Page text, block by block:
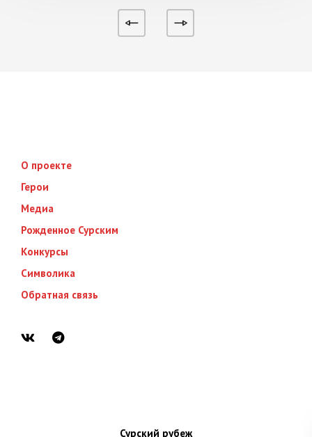
О проекте
Герои
Медиа
Рожденное Сурским
Конкурсы
Символика
Обратная связь
Сурский рубеж